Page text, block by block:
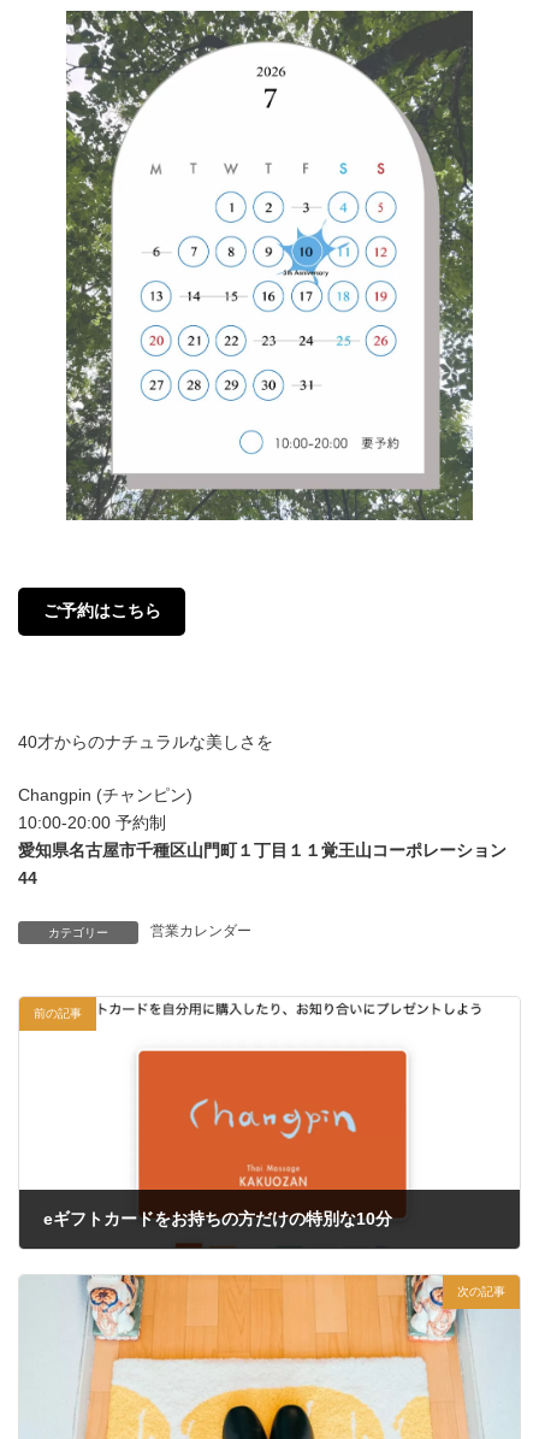
ご予約はこちら
40才からのナチュラルな美しさを
Changpin (チャンピン)
10:00-20:00 予約制
愛知県名古屋市千種区山門町１丁目１１覚王山コーポレーション
44
カテゴリー 営業カレンダー
前の記事
eギフトカードをお持ちの方だけの特別な10分
次の記事